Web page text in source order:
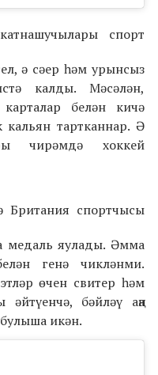
спорт
ә сәер һәм урынсыз
калды. Мәсәлән,
белән кичә
тартканнар. Ә
чирәмдә хоккей
Британия спортчысы
медаль яулады. Әмма
генә чикләнми.
өчен свитер һәм
бәйләү аңа
икән.